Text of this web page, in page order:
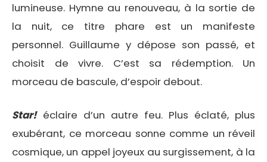
lumineuse. Hymne au renouveau, à la sortie de
la nuit, ce titre phare est un manifeste
personnel. Guillaume y dépose son passé, et
choisit de vivre. C’est sa rédemption. Un
morceau de bascule, d’espoir debout.
Star!éclaire d’un autre feu. Plus éclaté, plus
exubérant, ce morceau sonne comme un réveil
cosmique, un appel joyeux au surgissement, à la